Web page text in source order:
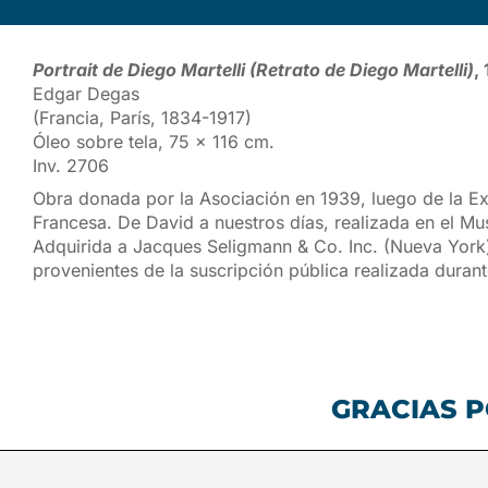
Portrait de Diego Martelli (Retrato de Diego Martelli),
Edgar Degas
(Francia, París, 1834-1917)
Óleo sobre tela, 75 x 116 cm.
Inv. 2706
Obra donada por la Asociación en 1939, luego de la
Francesa. De David a nuestros días, realizada en el
Adquirida a Jacques Seligmann & Co. Inc. (Nueva
provenientes de la suscripción pública realizada
GRACIAS